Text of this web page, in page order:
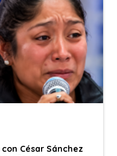
César Sánchez